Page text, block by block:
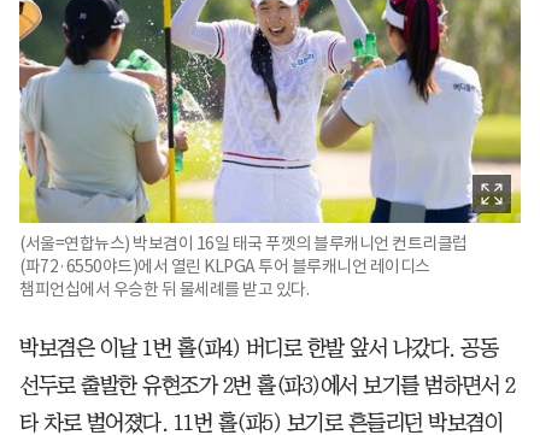
(서울=연합뉴스) 박보겸이 16일 태국 푸껫의 블루캐니언 컨트리클럽
(파72·6550야드)에서 열린 KLPGA 투어 블루캐니언 레이디스
챔피언십에서 우승한 뒤 물세례를 받고 있다.
박보겸은 이날 1번 홀(파4) 버디로 한발 앞서 나갔다. 공동
선두로 출발한 유현조가 2번 홀(파3)에서 보기를 범하면서 2
타 차로 벌어졌다. 11번 홀(파5) 보기로 흔들리던 박보겸이